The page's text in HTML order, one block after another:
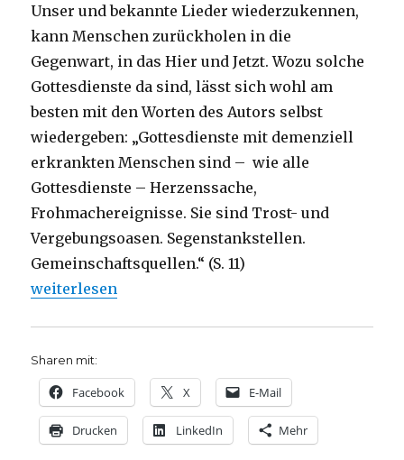
Unser und bekannte Lieder wiederzukennen,
kann Menschen zurückholen in die
Gegenwart, in das Hier und Jetzt. Wozu solche
Gottesdienste da sind, lässt sich wohl am
besten mit den Worten des Autors selbst
wiedergeben: „Gottesdienste mit demenziell
erkrankten Menschen sind – wie alle
Gottesdienste – Herzenssache,
Frohmachereignisse. Sie sind Trost- und
Vergebungsoasen. Segenstankstellen.
Gemeinschaftsquellen.“ (S. 11)
„Mit Demenzkranken und Senioren Gottesdienst
weiterlesen
Sharen mit:
Facebook X E-Mail
Drucken LinkedIn Mehr